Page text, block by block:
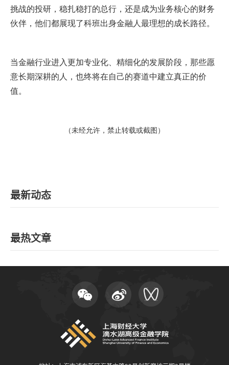
挑战的投研，稳扎稳打的总行，还是成为业务核心的财务
伙伴，他们都展现了科班出身金融人最理想的成长路径。
当金融行业进入更加专业化、精细化的发展阶段，那些愿
意长期深耕的人，也终将在自己的赛道中建立真正的价
值。
（未经允许，禁止转载或截图）
最新动态
最热文章